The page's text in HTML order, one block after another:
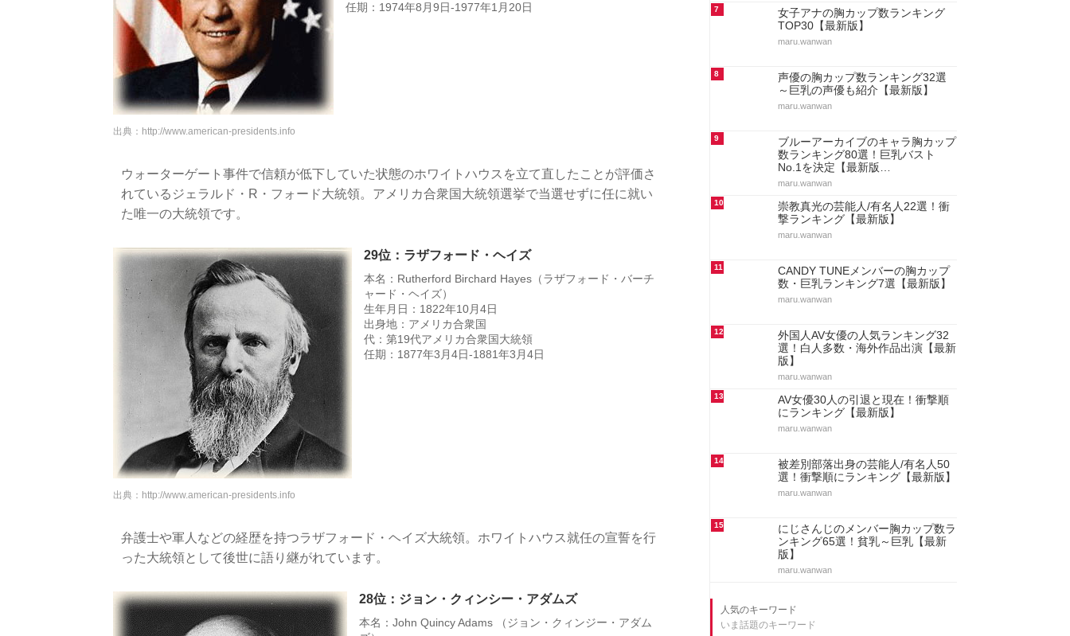
任期：1974年8月9日‐1977年1月20日
出典： http://www.american-presidents.info
ウォーターゲート事件で信頼が低下していた状態のホワイトハウスを立て直したことが評価さ
れているジェラルド・R・フォード大統領。アメリカ合衆国大統領選挙で当選せずに任に就い
た唯一の大統領です。
29位：ラザフォード・ヘイズ
本名：Rutherford Birchard Hayes（ラザフォード・バーチ
ャード・ヘイズ）
生年月日：1822年10月4日
出身地：アメリカ合衆国
代：第19代アメリカ合衆国大統領
任期：1877年3月4日-1881年3月4日
出典： http://www.american-presidents.info
弁護士や軍人などの経歴を持つラザフォード・ヘイズ大統領。ホワイトハウス就任の宣誓を行
った大統領として後世に語り継がれています。
28位：ジョン・クィンシー・アダムズ
本名：John Quincy Adams （ジョン・クィンジー・アダム
7
女子アナの胸カップ数ランキング
TOP30【最新版】
maru.wanwan
8
声優の胸カップ数ランキング32選
～巨乳の声優も紹介【最新版】
maru.wanwan
9
ブルーアーカイブのキャラ胸カップ
数ランキング80選！巨乳バスト
No.1を決定【最新版…
maru.wanwan
10
崇教真光の芸能人/有名人22選！衝
撃ランキング【最新版】
maru.wanwan
11
CANDY TUNEメンバーの胸カップ
数・巨乳ランキング7選【最新版】
maru.wanwan
12
外国人AV女優の人気ランキング32
選！白人多数・海外作品出演【最新
版】
maru.wanwan
13
AV女優30人の引退と現在！衝撃順
にランキング【最新版】
maru.wanwan
14
被差別部落出身の芸能人/有名人50
選！衝撃順にランキング【最新版】
maru.wanwan
15
にじさんじのメンバー胸カップ数ラ
ンキング65選！貧乳～巨乳【最新
版】
maru.wanwan
人気のキーワード
いま話題のキーワード